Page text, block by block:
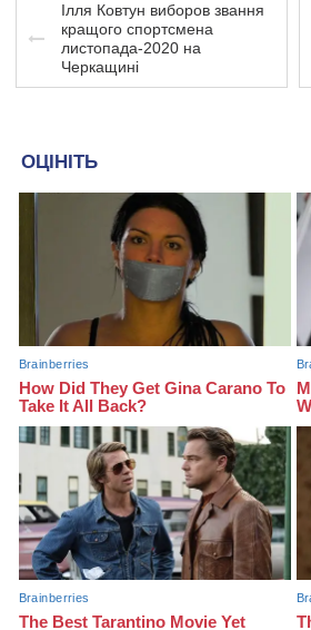
Ілля Ковтун виборов звання
кращого спортсмена
листопада-2020 на
Черкащині